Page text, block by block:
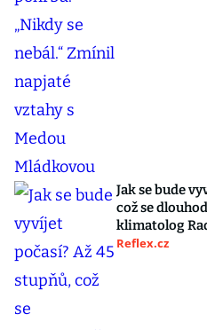
Jak se bude
což se
klimatolog
Reflex.cz